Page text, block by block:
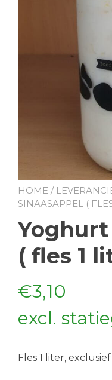
HOME /
SINAASAPPEL (
( fles 1
€3,10
excl.
Fles 1 liter,